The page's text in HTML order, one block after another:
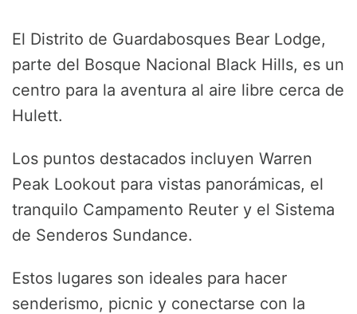
El Distrito de Guardabosques Bear Lodge,
parte del Bosque Nacional Black Hills, es un
centro para la aventura al aire libre cerca de
Hulett.
Los puntos destacados incluyen Warren
Peak Lookout para vistas panorámicas, el
tranquilo Campamento Reuter y el Sistema
de Senderos Sundance.
Estos lugares son ideales para hacer
senderismo, picnic y conectarse con la